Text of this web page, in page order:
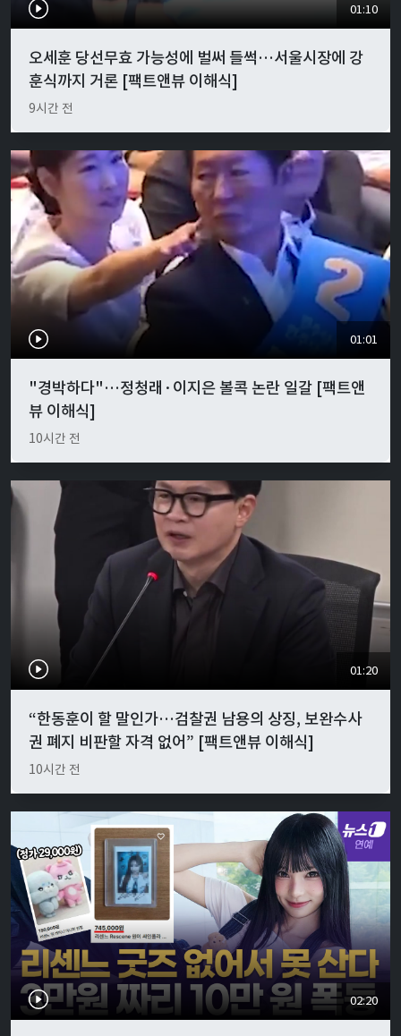
01:10
오세훈 당선무효 가능성에 벌써 들썩…서울시장에 강
훈식까지 거론 [팩트앤뷰 이해식]
9시간 전
01:01
"경박하다"…정청래·이지은 볼콕 논란 일갈 [팩트앤
뷰 이해식]
10시간 전
01:20
“한동훈이 할 말인가…검찰권 남용의 상징, 보완수사
권 폐지 비판할 자격 없어” [팩트앤뷰 이해식]
10시간 전
02:20